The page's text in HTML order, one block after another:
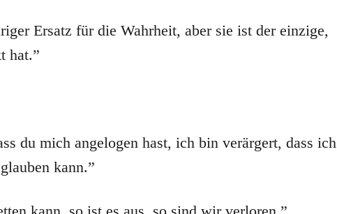
Ersatz für die Wahrheit, aber sie ist der einzige,
hat.”
du mich angelogen hast, ich bin verärgert, dass ich
kann.”